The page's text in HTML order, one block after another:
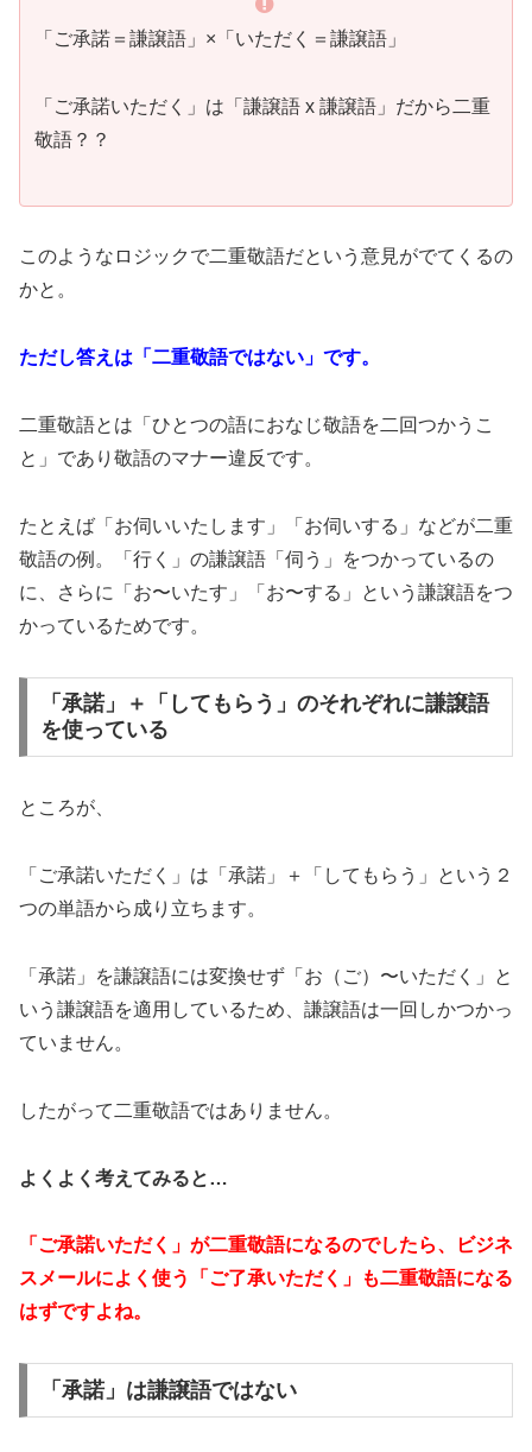
「ご承諾＝謙譲語」×「いただく＝謙譲語」
「ご承諾いただく」は「謙譲語 x 謙譲語」だから二重
敬語？？
このようなロジックで二重敬語だという意見がでてくるの
かと。
ただし答えは「二重敬語ではない」です。
二重敬語とは「ひとつの語におなじ敬語を二回つかうこ
と」であり敬語のマナー違反です。
たとえば「お伺いいたします」「お伺いする」などが二重
敬語の例。「行く」の謙譲語「伺う」をつかっているの
に、さらに「お〜いたす」「お〜する」という謙譲語をつ
かっているためです。
「承諾」＋「してもらう」のそれぞれに謙譲語
を使っている
ところが、
「ご承諾いただく」は「承諾」＋「してもらう」という２
つの単語から成り立ちます。
「承諾」を謙譲語には変換せず「お（ご）〜いただく」と
いう謙譲語を適用しているため、謙譲語は一回しかつかっ
ていません。
したがって二重敬語ではありません。
よくよく考えてみると…
「ご承諾いただく」が二重敬語になるのでしたら、ビジネ
スメールによく使う「ご了承いただく」も二重敬語になる
はずですよね。
「承諾」は謙譲語ではない